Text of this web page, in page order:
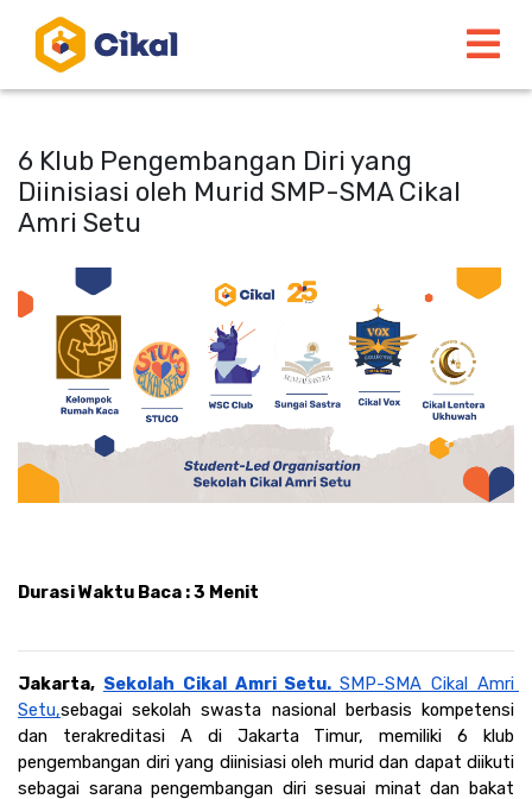
6 Klub Pengembangan Diri yang
Diinisiasi oleh Murid SMP-SMA Cikal
Amri Setu
Durasi Waktu Baca : 3 Menit
Jakarta, Sekolah Cikal Amri Setu. SMP-SMA Cikal Amri
Setu,sebagai sekolah swasta nasional berbasis kompetensi
dan terakreditasi A di Jakarta Timur, memiliki 6 klub
pengembangan diri yang diinisiasi oleh murid dan dapat diikuti
sebagai sarana pengembangan diri sesuai minat dan bakat